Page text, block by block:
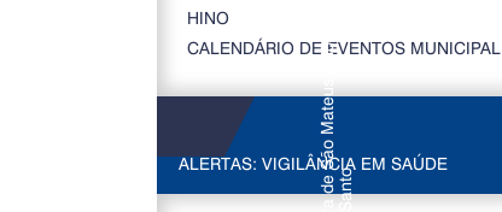
HINO
CALENDÁRIO DE EVENTOS MUNICIPAL
ALERTAS: VIGILÂNCIA EM SAÚDE